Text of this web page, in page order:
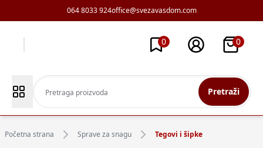
064 8033 924office@svezavasdom.com
0 0
Pretraži
Početna strana Sprave za snagu Tegovi i šipke